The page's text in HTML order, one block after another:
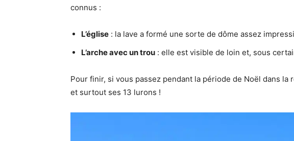
connus :
L’église : la lave a formé une sorte de dôme assez
L’arche avec un trou : elle est visible de loin et, sous
Pour finir, si vous passez pendant la période de Noël dans
et surtout ses 13 lurons !